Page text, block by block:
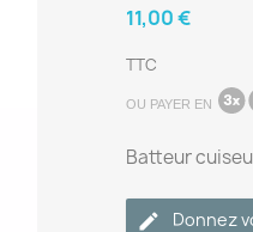
11,00 €
TTC
OU PAYER EN
Batteur
Donnez